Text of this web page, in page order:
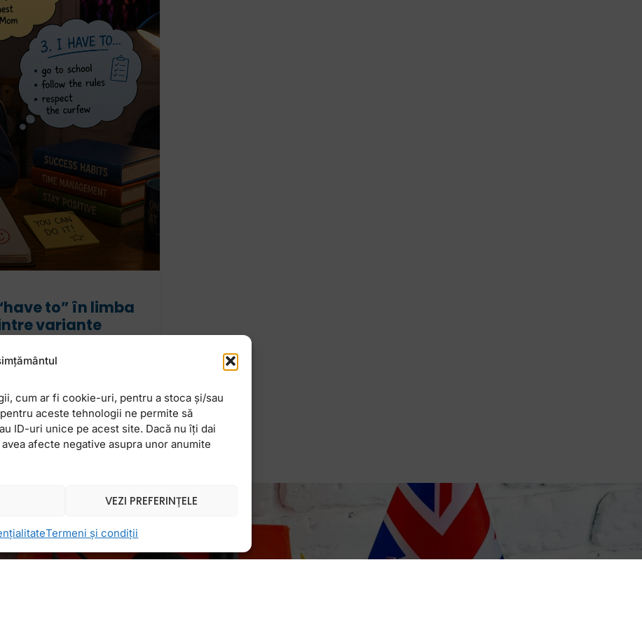
cum ar fi cookie-uri, pentru a stoca și/sau
aceste tehnologii ne permite să
ID-uri unice pe acest site. Dacă nu îți dai
afecte negative asupra unor anumite
VEZI PREFERINȚELE
Termeni și condiții
to” în limba
variante
A1 elementar,
FollowMe se
Newsletter